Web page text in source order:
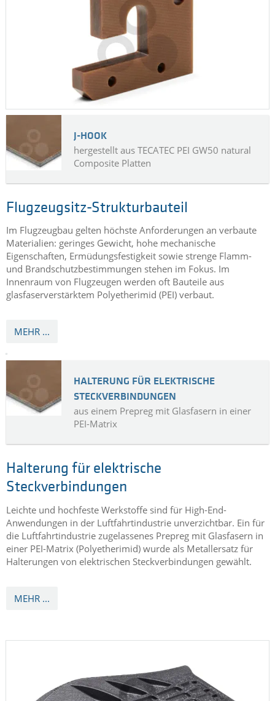
J-HOOK
hergestellt aus TECATEC PEI GW50 natural
Composite Platten
Flugzeugsitz-Strukturbauteil
Im Flugzeugbau gelten höchste Anforderungen an verbaute
Materialien: geringes Gewicht, hohe mechanische
Eigenschaften, Ermüdungsfestigkeit sowie strenge Flamm-
und Brandschutzbestimmungen stehen im Fokus. Im
Innenraum von Flugzeugen werden oft Bauteile aus
glasfaserverstärktem Polyetherimid (PEI) verbaut.
MEHR ...
HALTERUNG FÜR ELEKTRISCHE
STECKVERBINDUNGEN
aus einem Prepreg mit Glasfasern in einer
Anwendungen in der Luftfahrtindustrie unverzichtbar. Ein für
die Luftfahrtindustrie zugelassenes Prepreg mit Glasfasern in
einer PEI-Matrix (Polyetherimid) wurde als Metallersatz für